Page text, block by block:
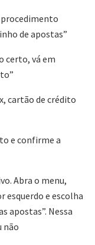
de apostas”
certo, vá em
cartão de crédito
e confirme a
Abra o menu,
esquerdo e escolha
apostas”. Nessa
não